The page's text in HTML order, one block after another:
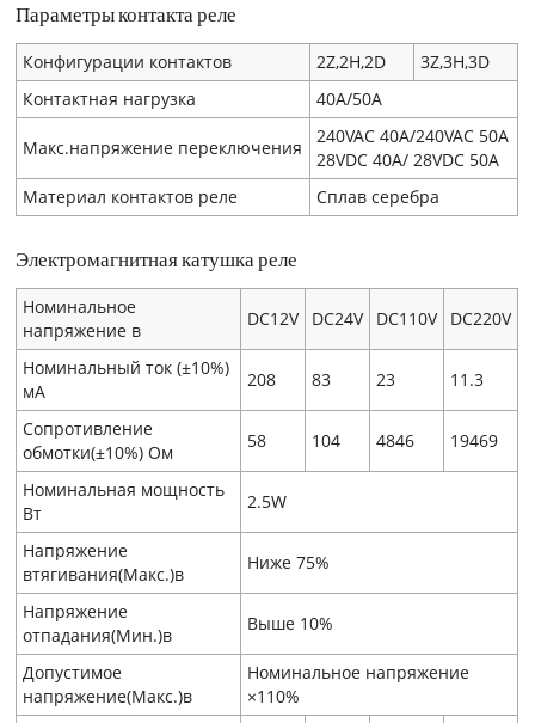
Параметры контакта реле
Конфигурации контактов 2Z,2H,2D
3Z,3H,3D
Контактная нагрузка
40A/50A
Макс.напряжение переключения
240VAC 40A/240VAC 50A
28VDC 40A/ 28VDC 50A
Материал контактов реле
Сплав серебра
Электромагнитная катушка реле
Номинальное
напряжение в
DC12V DC24V DC110V DC220V
Номинальный ток (±10%)
мA
208 83 23 11.3
Сопротивление
обмотки(±10%) Ом
58 104 4846 19469
Номинальная мощность
Вт
2.5W
Напряжение
втягивания(Макс.)в
Ниже 75%
Напряжение
отпадания(Мин.)в
Выше 10%
Допустимое
напряжение(Макс.)в
Номинальное напряжение
×110%